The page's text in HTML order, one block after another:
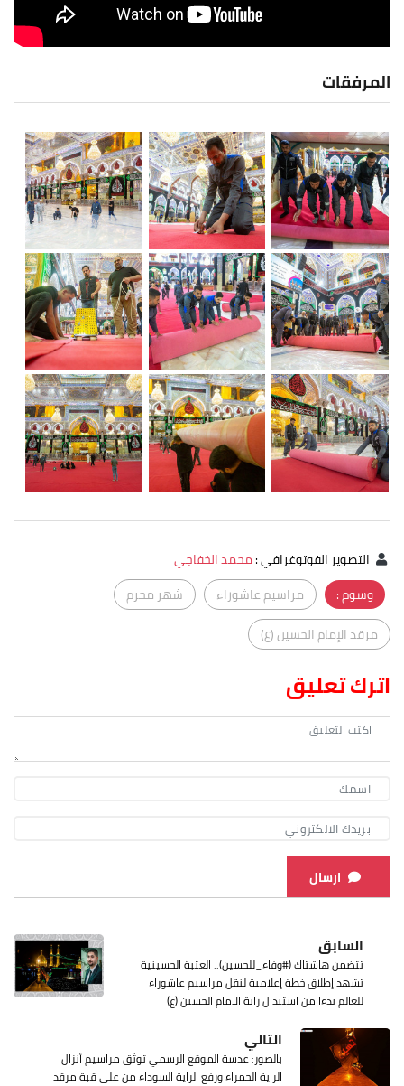
المرفقات
التصوير الفوتوغرافي:محمد الخفاجي
وسوم :
مراسيم عاشوراء
شهر محرم
مرقد الإمام الحسين (ع)
اترك تعليق
ارسال
السابق
تتضمن هاشتاك (#وفاء_للحسين).. العتبة الحسينية
تشهد إطلاق خطة إعلامية لنقل مراسيم عاشوراء
للعالم بدءا من استبدال راية الامام الحسين (ع)
التالي
بالصور: عدسة الموقع الرسمي توثق مراسيم أنزال
الراية الحمراء ورفع الراية السوداء من على قبة مرقد